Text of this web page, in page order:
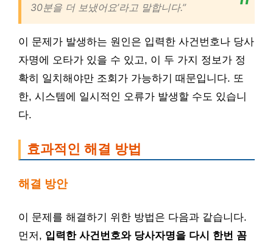
30분을 더 보냈어요’라고 말합니다.”
이 문제가 발생하는 원인은 입력한 사건번호나 당사
자명에 오타가 있을 수 있고, 이 두 가지 정보가 정
확히 일치해야만 조회가 가능하기 때문입니다. 또
한, 시스템에 일시적인 오류가 발생할 수도 있습니
다.
효과적인 해결 방법
해결 방안
이 문제를 해결하기 위한 방법은 다음과 같습니다.
먼저, 입력한 사건번호와 당사자명을 다시 한번 꼼